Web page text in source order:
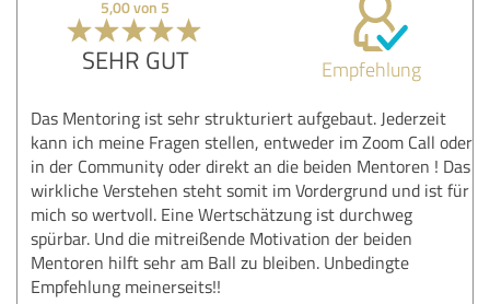
5,00 von 5
SEHR GUT Empfehlung
Das Mentoring ist sehr strukturiert aufgebaut. Jederzeit
kann ich meine Fragen stellen, entweder im Zoom Call oder
in der Community oder direkt an die beiden Mentoren ! Das
wirkliche Verstehen steht somit im Vordergrund und ist für
mich so wertvoll. Eine Wertschätzung ist durchweg
spürbar. Und die mitreißende Motivation der beiden
Mentoren hilft sehr am Ball zu bleiben. Unbedingte
Empfehlung meinerseits!!